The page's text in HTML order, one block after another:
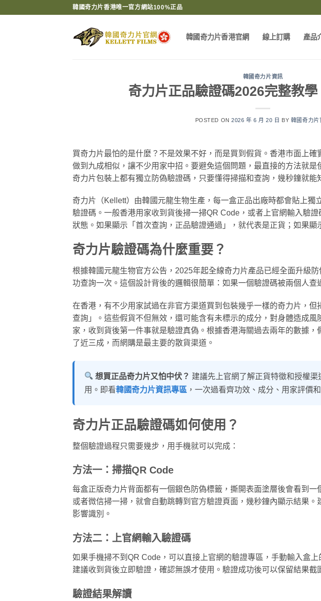
韓國奇力片香港唯一官方網站100%正品
韓國奇力片香港官網 線上訂購 產品
韓國奇力片資訊
奇力片正品驗證碼2026完整教
POSTED ON2026 年 6 月 20 日 BY 韓國奇力片
買奇力片最怕的是什麼？不是效果不好，而是買到假貨。香港市面上
做到九成相似，讓不少用家中招。要避免這個問題，最直接的方法就
奇力片包裝上都有獨立防偽驗證碼，只要懂得掃描和查詢，幾秒鐘就能
奇力片（Kellett）由韓國元龍生物生產，每一盒正品出廠時都會貼上獨
驗證碼。一般香港用家收到貨後掃一掃QR Code，或者上官網輸入驗
狀態。如果顯示「首次查詢，正品驗證通過」，就代表是正貨；如果顯
奇力片驗證碼為什麼重要？
根據韓國元龍生物官方公告，2025年起全線奇力片產品已經全面升級
功查詢一次。這個設計背後的邏輯很簡單：如果一個驗證碼被兩個人查
在香港，有不少用家試過在非官方渠道買到包裝幾乎一樣的奇力片，
查詢」。這些假貨不但無效，還可能含有未標示的成分，對身體造成風
家，收到貨後第一件事就是驗證真偽。根據香港海關過去兩年的數據
了近三成，而網購是最主要的散貨渠道。
想買正品奇力片又怕中伏？ 建議先上官網了解正貨特徵和授權
用。即看韓國奇力片資訊專區 ，一次過看齊功效、成分、用家評價
奇力片正品驗證碼如何使用？
整個驗證過程只需要幾步，用手機就可以完成：
方法一：掃描QR Code
每盒正版奇力片背面都有一個銀色防偽標籤，撕開表面塗層後會看到
或者微信掃一掃，就會自動跳轉到官方驗證頁面，幾秒鐘內顯示結果
影響識別。
方法二：上官網輸入驗證碼
如果手機掃不到QR Code，可以直接上官網的驗證專區，手動輸入盒
建議收到貨後立即驗證，確認無誤才使用。驗證成功後可以保留結果截
驗證結果解讀